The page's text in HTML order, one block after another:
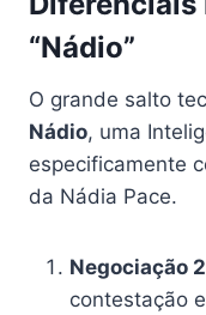
“Nádio”
O grande salto
Nádio, uma
especificamente
da Nádia Pace.
Negociação
contestação